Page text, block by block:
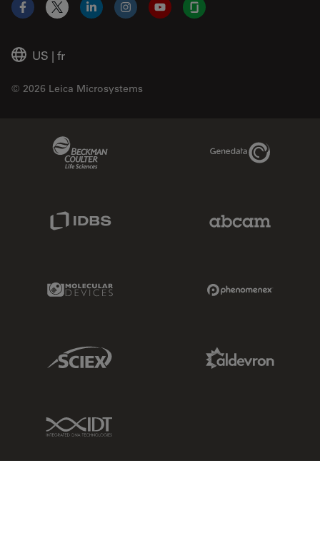
US | fr
© 2026 Leica Microsystems
Facebook
X LinkedInInstagramYouTubeGlassdoor
Genedata Link
IDBS Link
Molecular Devices Link
Sciex Link
IDT Link